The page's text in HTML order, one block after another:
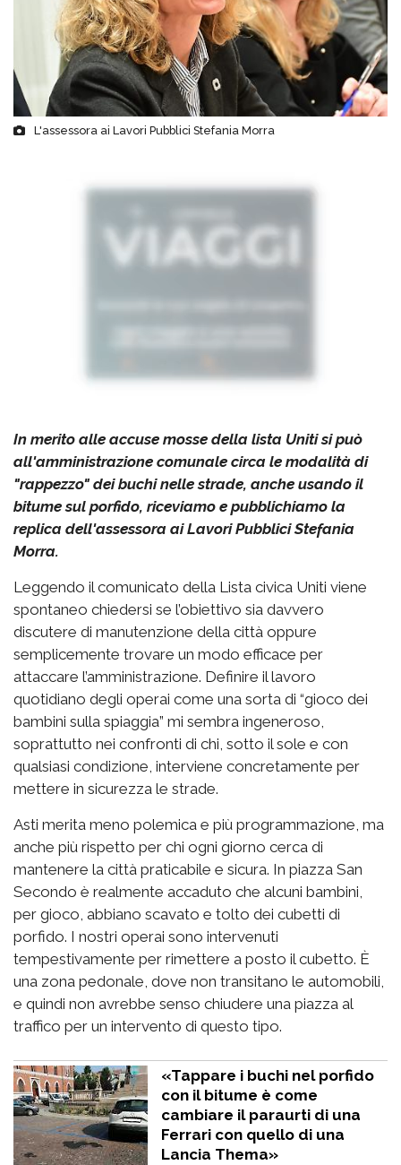
L'assessora ai Lavori Pubblici Stefania Morra
In merito alle accuse mosse della lista Uniti si può
all'amministrazione comunale circa le modalità di
"rappezzo" dei buchi nelle strade, anche usando il
bitume sul porfido, riceviamo e pubblichiamo la
replica dell'assessora ai Lavori Pubblici Stefania
Morra.
Leggendo il comunicato della Lista civica Uniti viene
spontaneo chiedersi se l’obiettivo sia davvero
discutere di manutenzione della città oppure
semplicemente trovare un modo efficace per
attaccare l’amministrazione. Definire il lavoro
quotidiano degli operai come una sorta di “gioco dei
bambini sulla spiaggia” mi sembra ingeneroso,
soprattutto nei confronti di chi, sotto il sole e con
qualsiasi condizione, interviene concretamente per
mettere in sicurezza le strade.
Asti merita meno polemica e più programmazione, ma
anche più rispetto per chi ogni giorno cerca di
mantenere la città praticabile e sicura. In piazza San
Secondo è realmente accaduto che alcuni bambini,
per gioco, abbiano scavato e tolto dei cubetti di
porfido. I nostri operai sono intervenuti
tempestivamente per rimettere a posto il cubetto. È
una zona pedonale, dove non transitano le automobili,
e quindi non avrebbe senso chiudere una piazza al
traffico per un intervento di questo tipo.
«Tappare i buchi nel porfido
con il bitume è come
cambiare il paraurti di una
Ferrari con quello di una
Lancia Thema»